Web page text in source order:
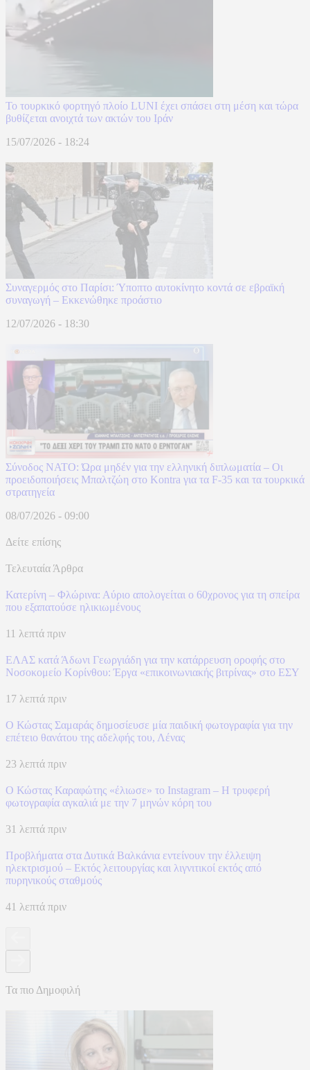
Το τουρκικό φορτηγό πλοίο LUNI έχει σπάσει στη μέση και τώρα
βυθίζεται ανοιχτά των ακτών του Ιράν
15/07/2026 - 18:24
Συναγερμός στο Παρίσι: Ύποπτο αυτοκίνητο κοντά σε εβραϊκή
συναγωγή – Εκκενώθηκε προάστιο
12/07/2026 - 18:30
Σύνοδος ΝΑΤΟ: Ώρα μηδέν για την ελληνική διπλωματία – Οι
προειδοποιήσεις Μπαλτζώη στο Kontra για τα F-35 και τα τουρκικά
στρατηγεία
08/07/2026 - 09:00
Δείτε επίσης
Τελευταία Άρθρα
Κατερίνη – Φλώρινα: Αύριο απολογείται ο 60χρονος για τη σπείρα
που εξαπατούσε ηλικιωμένους
11 λεπτά πριν
ΕΛΑΣ κατά Άδωνι Γεωργιάδη για την κατάρρευση οροφής στο
Νοσοκομείο Κορίνθου: Έργα «επικοινωνιακής βιτρίνας» στο ΕΣΥ
17 λεπτά πριν
Ο Κώστας Σαμαράς δημοσίευσε μία παιδική φωτογραφία για την
επέτειο θανάτου της αδελφής του, Λένας
23 λεπτά πριν
Ο Κώστας Καραφώτης «έλιωσε» το Instagram – Η τρυφερή
φωτογραφία αγκαλιά με την 7 μηνών κόρη του
31 λεπτά πριν
Προβλήματα στα Δυτικά Βαλκάνια εντείνουν την έλλειψη
ηλεκτρισμού – Εκτός λειτουργίας και λιγνιτικοί εκτός από
πυρηνικούς σταθμούς
41 λεπτά πριν
Τα πιο Δημοφιλή